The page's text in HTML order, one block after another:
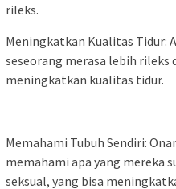
rileks.
Meningkatkan Kualitas Tidur:
seseorang merasa lebih rileks
meningkatkan kualitas tidur.
Memahami Tubuh Sendiri:
memahami apa yang mereka
seksual, yang bisa